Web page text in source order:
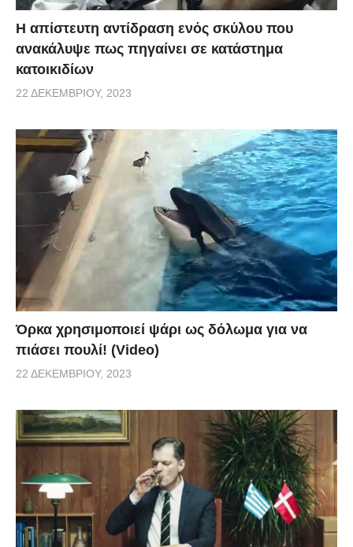
Η απίστευτη αντίδραση ενός σκύλου που
ανακάλυψε πως πηγαίνει σε κατάστημα
κατοικιδίων
22 ΔΕΚΕΜΒΡΊΟΥ, 2023
Όρκα χρησιμοποιεί ψάρι ως δόλωμα για να
πιάσει πουλί! (Video)
22 ΔΕΚΕΜΒΡΊΟΥ, 2023